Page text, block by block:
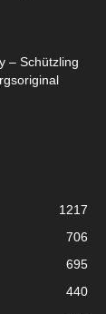
– Schützling
1217
706
695
440